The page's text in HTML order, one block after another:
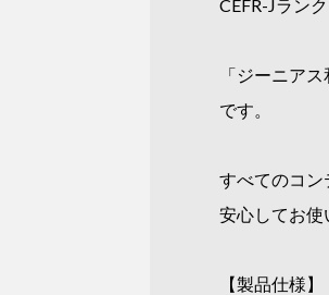
CEFR-Jラン
「ジーニア
です。
すべてのコ
安心してお使
【製品仕様】